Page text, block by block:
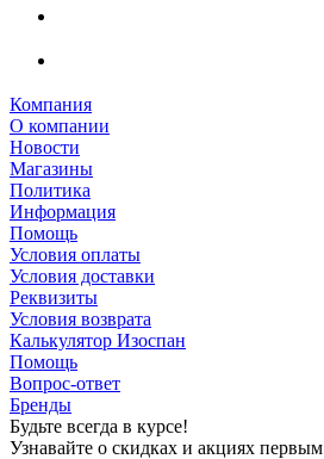
Компания
О компании
Новости
Магазины
Политика
Информация
Помощь
Условия оплаты
Условия доставки
Реквизиты
Условия возврата
Калькулятор Изоспан
Помощь
Вопрос-ответ
Бренды
Будьте всегда в курсе!
Узнавайте о скидках и акциях первым